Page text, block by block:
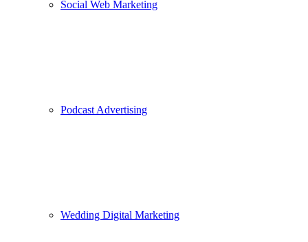
Social Web Marketing
Podcast Advertising
Wedding Digital Marketing